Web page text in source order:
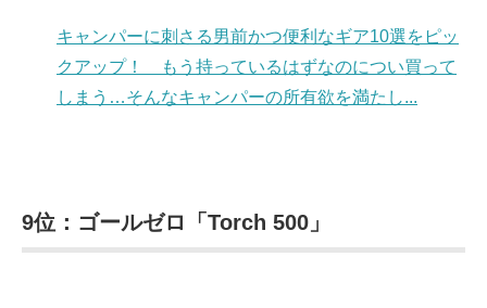
キャンパーに刺さる男前かつ便利なギア10選をピッ
クアップ！ もう持っているはずなのについ買って
しまう…そんなキャンパーの所有欲を満たし...
9位：ゴールゼロ「Torch 500」